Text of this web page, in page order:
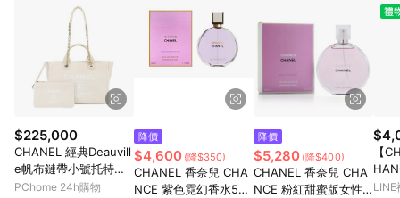
市場 45 天內完成訂單出貨及結帳，則不符合贈點資格。 (4) 如
使用APP、或中途瀏覽比價網、回饋網、Google等其他網頁、或
由網頁版(電腦版/手機版網頁)切換為App都將會造成追蹤中斷而
無法進行 LINE POINTS 回饋。 (5) LINE 購物為購物資訊整合性
平台，商品資料更新會有時間差，如顯示之商品規格、顏色、價
位、贈品與台灣樂天市場銷售網頁不符，以銷售網頁標示為準。
(6) 導購訂單已逾 365 天，根據台灣樂天回饋規定，逾期訂單將
不符合回饋資格。 (7) 若上述或其他原因，致使消費者無接收到
點數回饋或點數回饋有爭議，台灣樂天市場保有更改條款與法律
追訴之權利，活動詳情以樂天市場網站公告為準。
$225,000
CHANEL 經典Deauvill
e帆布鏈帶小號托特包
(米白)
PChome 24h購物
降價
$4,600 (降$350)
CHANEL 香奈兒 CHA
NCE 紫色霓幻香水50
降價
$5,280 (降$400)
CHANEL 香奈兒 CHA
NCE 粉紅甜蜜版女性
【
水
LINE